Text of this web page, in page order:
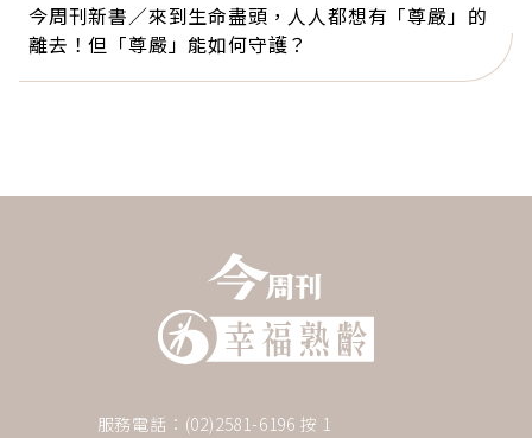
今周刊新書／來到生命盡頭，人人都想有「尊嚴」的
離去！但「尊嚴」能如何守護？
服務電話：(02)2581-6196 按 1